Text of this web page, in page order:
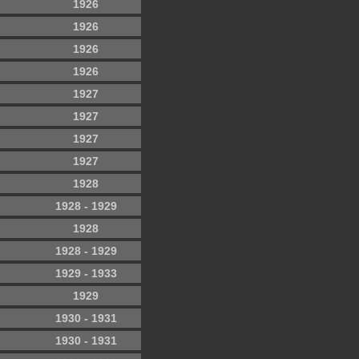
1926
1926
1926
1926
1927
1927
1927
1927
1928
1928 - 1929
1928
1928 - 1929
1929 - 1933
1929
1930 - 1931
1930 - 1931